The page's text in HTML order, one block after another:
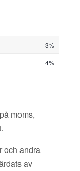
3%
4%
moms,
och andra
av